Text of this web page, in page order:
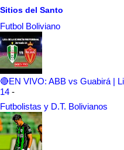
Sitios del Santo
Futbol Boliviano
🔴EN VIVO: ABB vs Guabirá |
14 -
Futbolistas y D.T. Bolivianos